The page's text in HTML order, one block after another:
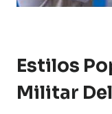
Estilos
Militar